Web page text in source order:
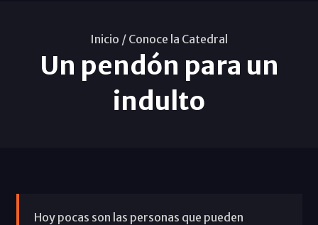
Inicio / Conoce la Catedral
Un pendón para un
indulto
Hoy pocas son las personas que pueden